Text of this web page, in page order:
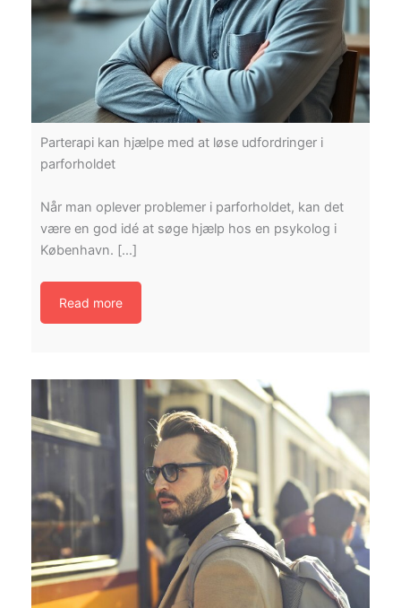
Parterapi kan hjælpe med at løse udfordringer i
parforholdet
Når man oplever problemer i parforholdet, kan det
være en god idé at søge hjælp hos en psykolog i
København. […]
Read more